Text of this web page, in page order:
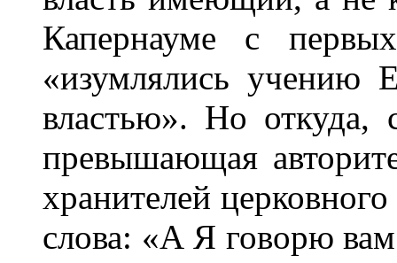
Капернауме с
«изумлялись учению
властью». Но откуда,
превышающая
хранителей
слова: «А Я говорю